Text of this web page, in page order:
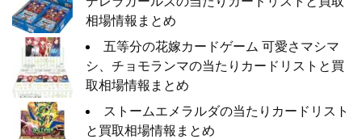
相場情報まとめ
五等分の花嫁カードゲーム 可愛さマシマ
シ、チョモランマの当たりカードリストと買
取相場情報まとめ
ストームエメラルダの当たりカードリスト
と買取相場情報まとめ